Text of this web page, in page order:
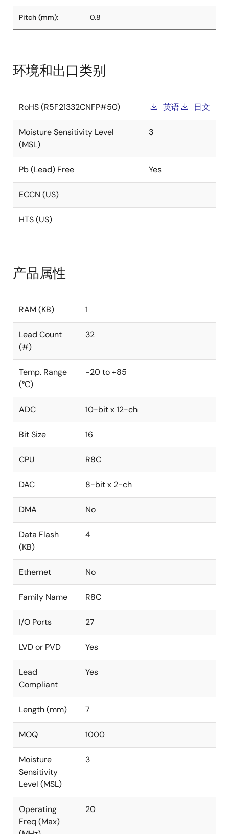
Pitch (mm): 0.8
环境和出口类别
RoHS (R5F21332CNFP#50) 英语 日文
Moisture Sensitivity Level
(MSL)
3
Pb (Lead) Free Yes
ECCN (US)
HTS (US)
产品属性
RAM (KB) 1
Lead Count
(#)
32
Temp. Range
(°C)
-20 to +85
ADC 10-bit x 12-ch
Bit Size 16
CPU R8C
DAC 8-bit x 2-ch
DMA No
Data Flash
(KB)
4
Ethernet No
Family Name R8C
I/O Ports 27
LVD or PVD Yes
Lead
Compliant
Yes
Length (mm) 7
MOQ 1000
Moisture
Sensitivity
Level (MSL)
3
Operating
Freq (Max)
20